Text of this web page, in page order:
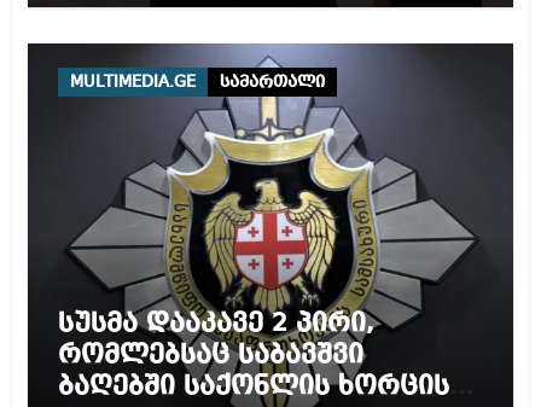
MULTIMEDIA.GE სამართალი
სუსმა დააკავე 2 პირი,
რომლებსაც საბავშვი
ბაღებში საქონლის ხორცის